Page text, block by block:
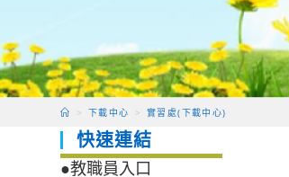
> 下載中心 > 實習處(下載中心)
快速連結
●教職員入口